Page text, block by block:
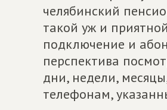
челябинский
такой уж и
подключение и
перспектива
дни, недели,
телефонам,